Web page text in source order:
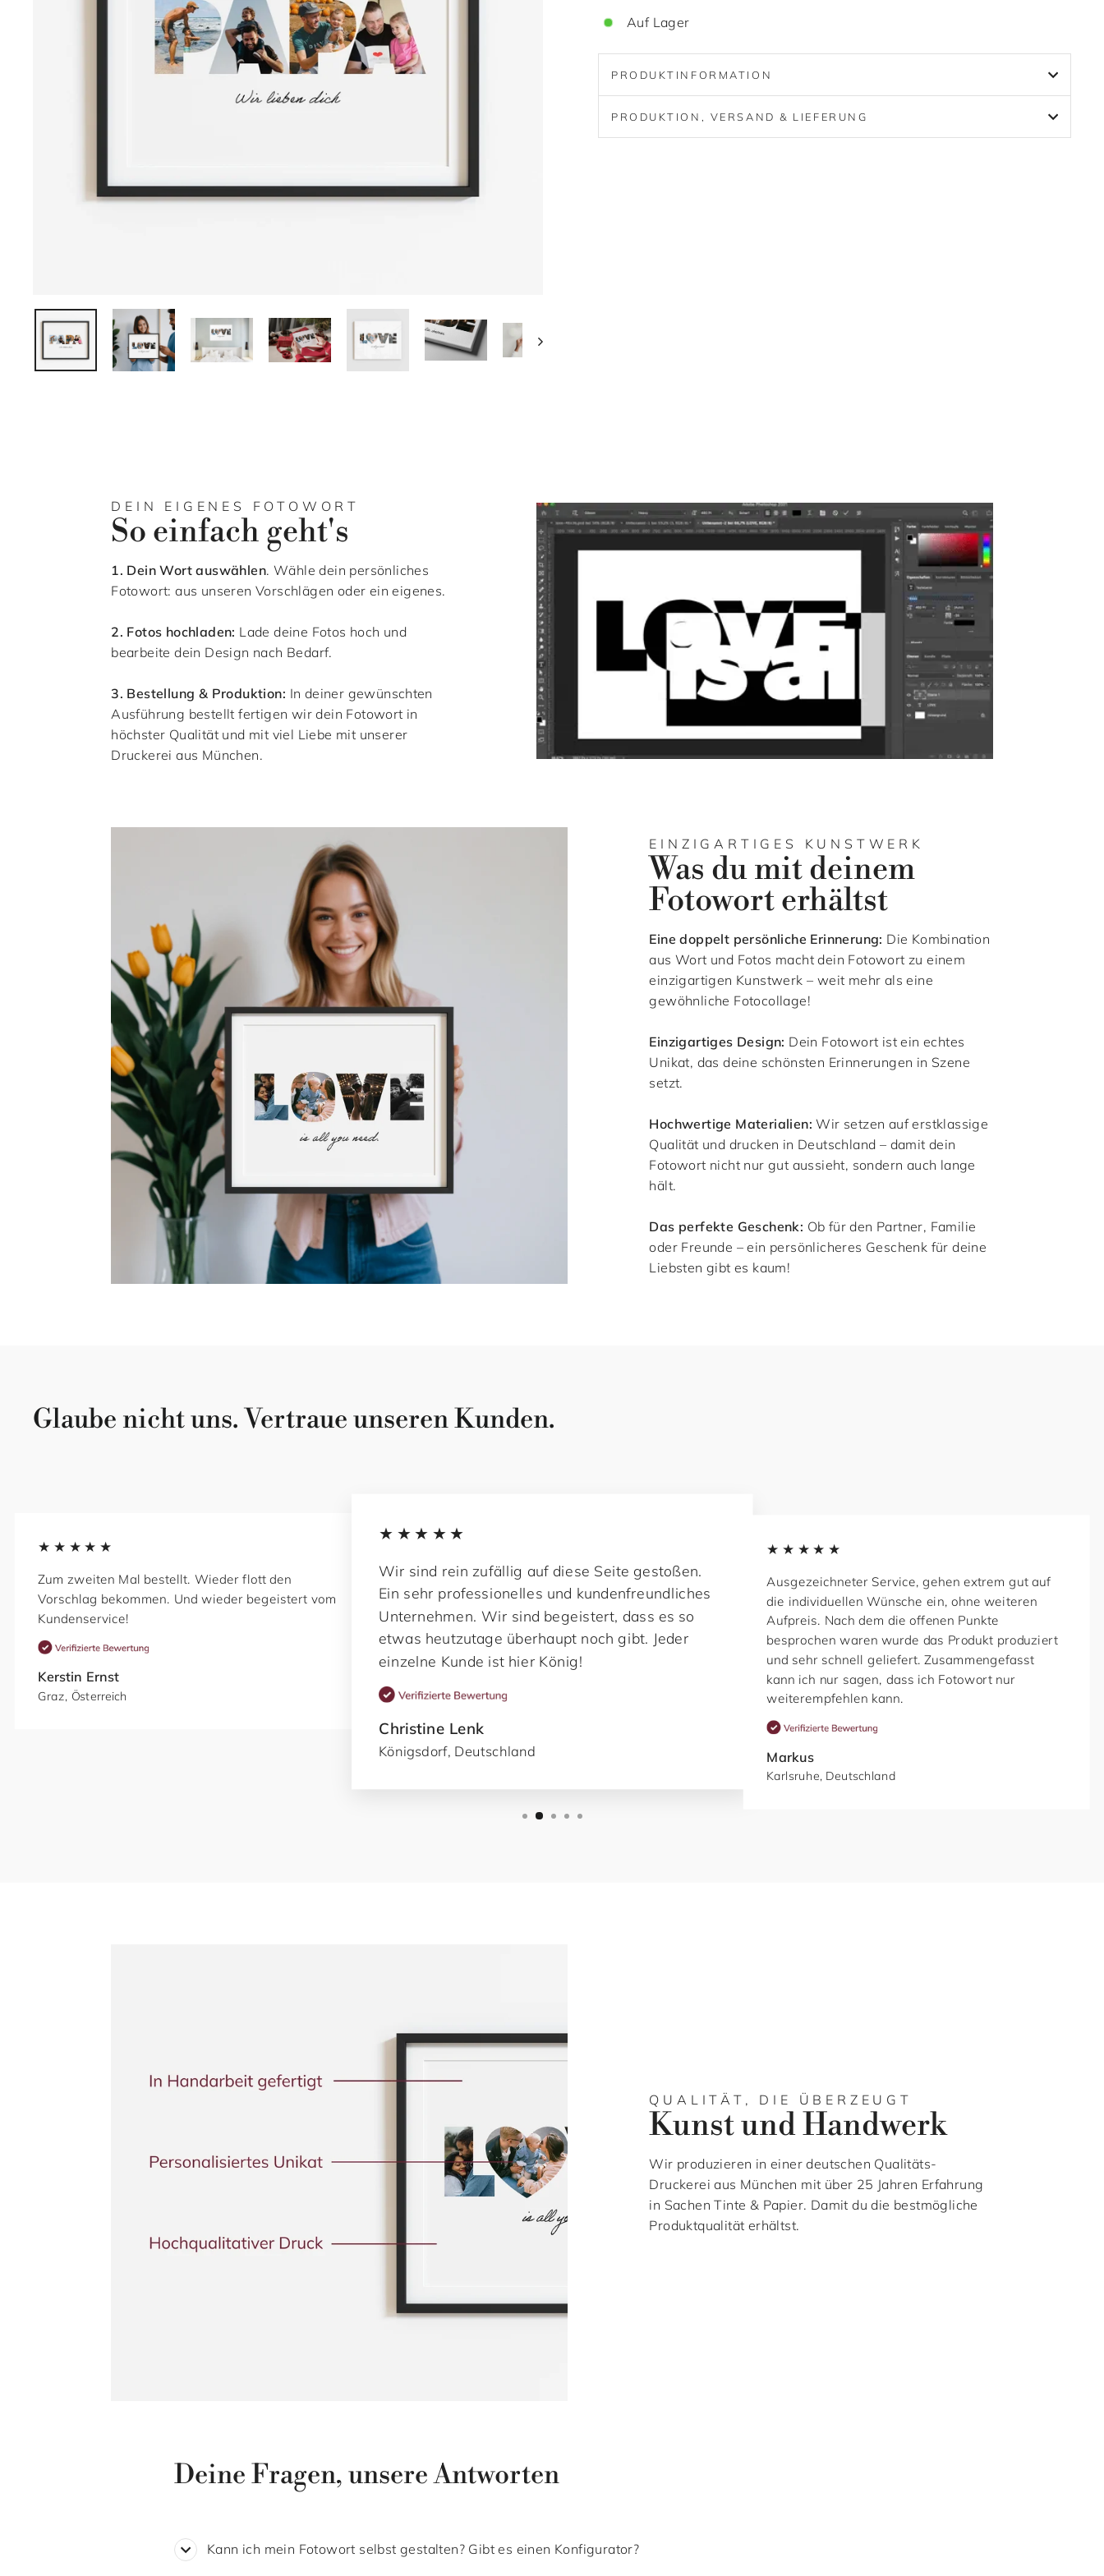
Auf Lager
PRODUKTINFORMATION
PRODUKTION, VERSAND & LIEFERUNG
DEIN EIGENES FOTOWORT
So einfach geht's
1. Dein Wort auswählen. Wähle dein persönliches
Fotowort: aus unseren Vorschlägen oder ein eigenes.
2. Fotos hochladen: Lade deine Fotos hoch und
bearbeite dein Design nach Bedarf.
3. Bestellung & Produktion: In deiner gewünschten
Ausführung bestellt fertigen wir dein Fotowort in
höchster Qualität und mit viel Liebe mit unserer
Druckerei aus München.
EINZIGARTIGES KUNSTWERK
Was du mit deinem
Fotowort erhältst
Eine doppelt persönliche Erinnerung: Die Kombination
aus Wort und Fotos macht dein Fotowort zu einem
einzigartigen Kunstwerk – weit mehr als eine
gewöhnliche Fotocollage!
Einzigartiges Design: Dein Fotowort ist ein echtes
Unikat, das deine schönsten Erinnerungen in Szene
setzt.
Hochwertige Materialien: Wir setzen auf erstklassige
Qualität und drucken in Deutschland – damit dein
Fotowort nicht nur gut aussieht, sondern auch lange
hält.
Das perfekte Geschenk: Ob für den Partner, Familie
oder Freunde – ein persönlicheres Geschenk für deine
Liebsten gibt es kaum!
Glaube nicht uns. Vertraue unseren Kunden.
★★★★★
Zum zweiten Mal bestellt. Wieder flott den
Vorschlag bekommen. Und wieder begeistert vom
Kundenservice!
Kerstin Ernst
Graz, Österreich
★★★★★
Wir sind rein zufällig auf diese Seite gestoßen.
Ein sehr professionelles und kundenfreundliches
Unternehmen. Wir sind begeistert, dass es so
etwas heutzutage überhaupt noch gibt. Jeder
einzelne Kunde ist hier König!
Christine Lenk
Königsdorf, Deutschland
★★★★★
Ausgezeichneter Service, gehen extrem gut auf
die individuellen Wünsche ein, ohne weiteren
Aufpreis. Nach dem die offenen Punkte
besprochen waren wurde das Produkt produziert
und sehr schnell geliefert. Zusammengefasst
kann ich nur sagen, dass ich Fotowort nur
weiterempfehlen kann.
Markus
Karlsruhe, Deutschland
QUALITÄT, DIE ÜBERZEUGT
Kunst und Handwerk
Wir produzieren in einer deutschen Qualitäts-
Druckerei aus München mit über 25 Jahren Erfahrung
in Sachen Tinte & Papier. Damit du die bestmögliche
Produktqualität erhältst.
Deine Fragen, unsere Antworten
Kann ich mein Fotowort selbst gestalten? Gibt es einen Konfigurator?